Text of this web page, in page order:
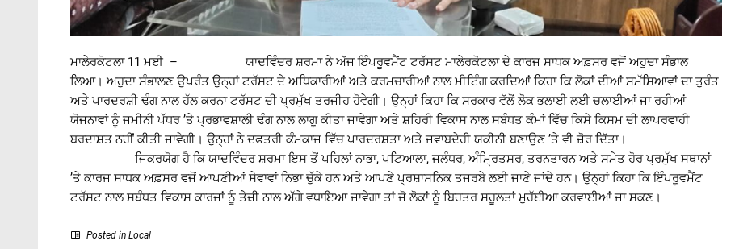
ਮਾਲੇਰਕੋਟਲਾ 11 ਮਈ – ਯਾਦਵਿੰਦਰ ਸ਼ਰਮਾ ਨੇ ਅੱਜ ਇੰਪਰੂਵਮੈਂਟ ਟਰੱਸਟ ਮਾਲੇਰਕੋਟਲਾ ਦੇ ਕਾਰਜ ਸਾਧਕ ਅਫ਼ਸਰ ਵਜੋਂ ਅਹੁਦਾ ਸੰਭਾਲ
ਲਿਆ। ਅਹੁਦਾ ਸੰਭਾਲਣ ਉਪਰੰਤ ਉਨ੍ਹਾਂ ਟਰੱਸਟ ਦੇ ਅਧਿਕਾਰੀਆਂ ਅਤੇ ਕਰਮਚਾਰੀਆਂ ਨਾਲ ਮੀਟਿੰਗ ਕਰਦਿਆਂ ਕਿਹਾ ਕਿ ਲੋਕਾਂ ਦੀਆਂ ਸਮੱਸਿਆਵਾਂ ਦਾ ਤੁਰੰਤ
ਅਤੇ ਪਾਰਦਰਸ਼ੀ ਢੰਗ ਨਾਲ ਹੱਲ ਕਰਨਾ ਟਰੱਸਟ ਦੀ ਪ੍ਰਮੁੱਖ ਤਰਜੀਹ ਹੋਵੇਗੀ। ਉਨ੍ਹਾਂ ਕਿਹਾ ਕਿ ਸਰਕਾਰ ਵੱਲੋਂ ਲੋਕ ਭਲਾਈ ਲਈ ਚਲਾਈਆਂ ਜਾ ਰਹੀਆਂ
ਯੋਜਨਾਵਾਂ ਨੂੰ ਜਮੀਨੀ ਪੱਧਰ ’ਤੇ ਪ੍ਰਭਾਵਸ਼ਾਲੀ ਢੰਗ ਨਾਲ ਲਾਗੂ ਕੀਤਾ ਜਾਵੇਗਾ ਅਤੇ ਸ਼ਹਿਰੀ ਵਿਕਾਸ ਨਾਲ ਸਬੰਧਤ ਕੰਮਾਂ ਵਿੱਚ ਕਿਸੇ ਕਿਸਮ ਦੀ ਲਾਪਰਵਾਹੀ
ਬਰਦਾਸ਼ਤ ਨਹੀਂ ਕੀਤੀ ਜਾਵੇਗੀ। ਉਨ੍ਹਾਂ ਨੇ ਦਫਤਰੀ ਕੰਮਕਾਜ ਵਿੱਚ ਪਾਰਦਰਸ਼ਤਾ ਅਤੇ ਜਵਾਬਦੇਹੀ ਯਕੀਨੀ ਬਣਾਉਣ ’ਤੇ ਵੀ ਜ਼ੋਰ ਦਿੱਤਾ।
ਜਿਕਰਯੋਗ ਹੈ ਕਿ ਯਾਦਵਿੰਦਰ ਸ਼ਰਮਾ ਇਸ ਤੋਂ ਪਹਿਲਾਂ ਨਾਭਾ, ਪਟਿਆਲਾ, ਜਲੰਧਰ, ਅੰਮ੍ਰਿਤਸਰ, ਤਰਨਤਾਰਨ ਅਤੇ ਸਮੇਤ ਹੋਰ ਪ੍ਰਮੁੱਖ ਸਥਾਨਾਂ
’ਤੇ ਕਾਰਜ ਸਾਧਕ ਅਫ਼ਸਰ ਵਜੋਂ ਆਪਣੀਆਂ ਸੇਵਾਵਾਂ ਨਿਭਾ ਚੁੱਕੇ ਹਨ ਅਤੇ ਆਪਣੇ ਪ੍ਰਸ਼ਾਸਨਿਕ ਤਜਰਬੇ ਲਈ ਜਾਣੇ ਜਾਂਦੇ ਹਨ। ਉਨ੍ਹਾਂ ਕਿਹਾ ਕਿ ਇੰਪਰੂਵਮੈਂਟ
ਟਰੱਸਟ ਨਾਲ ਸਬੰਧਤ ਵਿਕਾਸ ਕਾਰਜਾਂ ਨੂੰ ਤੇਜ਼ੀ ਨਾਲ ਅੱਗੇ ਵਧਾਇਆ ਜਾਵੇਗਾ ਤਾਂ ਜੋ ਲੋਕਾਂ ਨੂੰ ਬਿਹਤਰ ਸਹੂਲਤਾਂ ਮੁਹੱਈਆ ਕਰਵਾਈਆਂ ਜਾ ਸਕਣ।
Posted in Local